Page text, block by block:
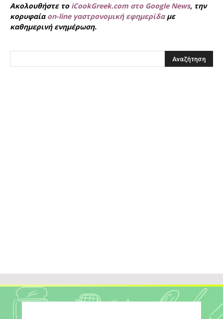
Ακολουθήστε το iCookGreek.com στο Google News, την
κορυφαία on-line γαστρονομική εφημερίδαμε
καθημερινή ενημέρωση.